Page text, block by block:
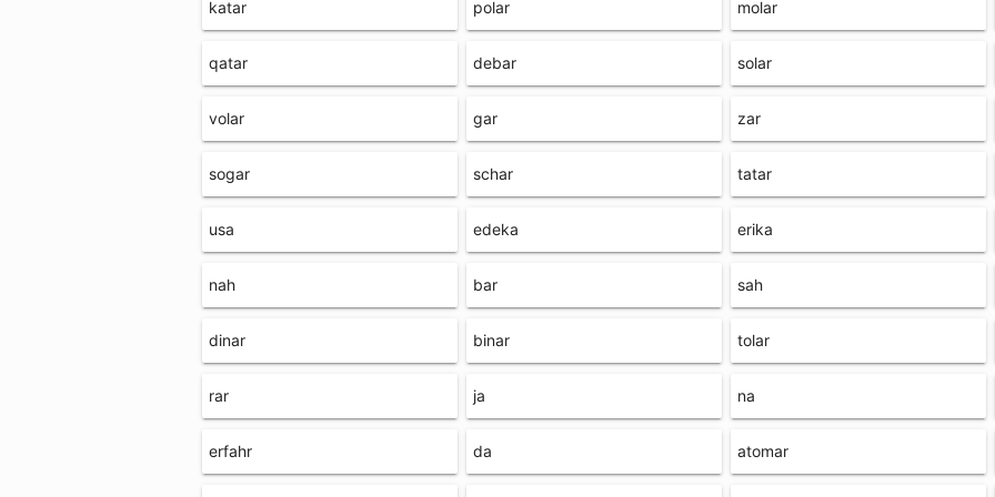
katar polar molar
qatar debar solar
volar gar zar
sogar schar tatar
usa edeka erika
nah bar sah
dinar binar tolar
rar ja na
erfahr da atomar